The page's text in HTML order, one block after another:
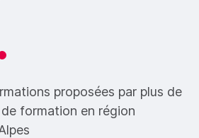
proposées par plus de
formation en région